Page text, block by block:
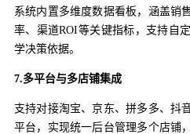
系统内置多维度数据看板，涵盖销
率、渠道ROI等关键指标，支持自
学决策依据。
7.多平台与多店铺集成
支持对接淘宝、京东、拼多多、抖
平台，实现统一后台管理多个店铺